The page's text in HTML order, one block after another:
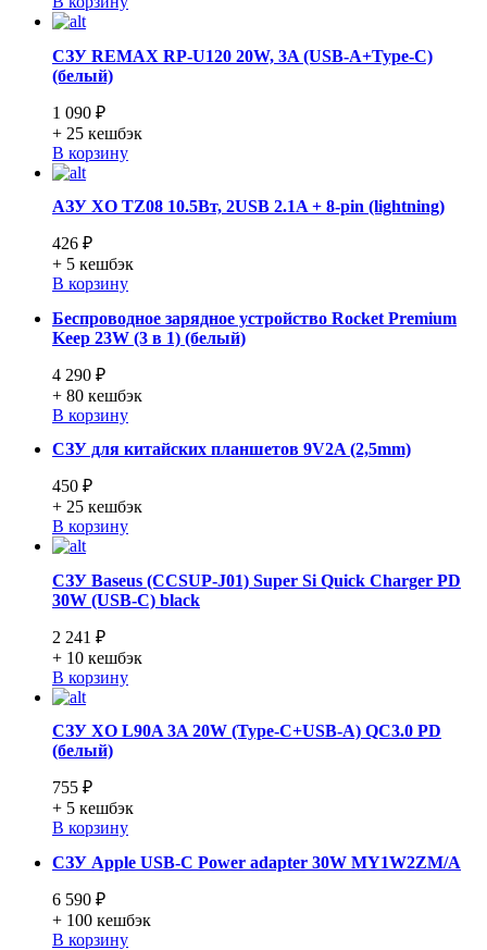
СЗУ REMAX RP-U120 20W, 3A (USB-A+Type-C)
(белый)
1 090 ₽
+ 25 кешбэк
В корзину
АЗУ XO TZ08 10.5Вт, 2USB 2.1A + 8-pin (lightning)
426 ₽
+ 5 кешбэк
В корзину
Беспроводное зарядное устройство Rocket Premium
Keep 23W (3 в 1) (белый)
4 290 ₽
+ 80 кешбэк
В корзину
СЗУ для китайских планшетов 9V2A (2,5mm)
450 ₽
+ 25 кешбэк
В корзину
СЗУ Baseus (CCSUP-J01) Super Si Quick Charger PD
30W (USB-C) black
2 241 ₽
+ 10 кешбэк
В корзину
СЗУ XO L90A 3A 20W (Type-C+USB-A) QC3.0 PD
(белый)
755 ₽
+ 5 кешбэк
В корзину
СЗУ Apple USB-C Power adapter 30W MY1W2ZM/A
6 590 ₽
+ 100 кешбэк
В корзину